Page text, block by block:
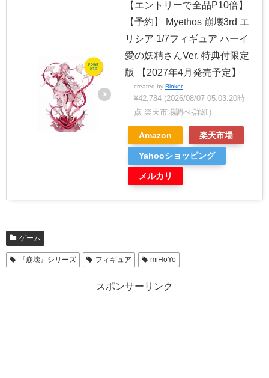
【エントリーで全品P10倍】
【予約】 Myethos 崩壊3rd エ
リシア 1/7フィギュア ハーイ
愛の妖精さんVer. 特典付限定
版 【2027年4月発売予定】
created by Rinker
¥42,784 (2026/08/07 05:03:20時
点 楽天市場調べ-詳細)
Amazon 楽天市場
Yahooショッピング
メルカリ
ゲーム
『崩壊』シリーズ フィギュア miHoYo
スポンサーリンク